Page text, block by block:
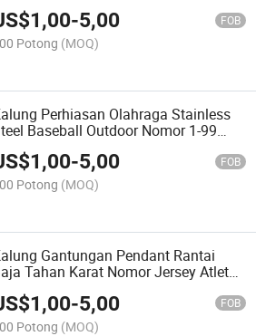
1,00-5,00 FOB
Potong (MOQ)
Perhiasan Olahraga Stainless
Baseball Outdoor Nomor 1-99
Kalung Pria
1,00-5,00 FOB
Potong (MOQ)
Gantungan Pendant Rantai
Tahan Karat Nomor Jersey Atlet
1,00-5,00 FOB
Potong (MOQ)